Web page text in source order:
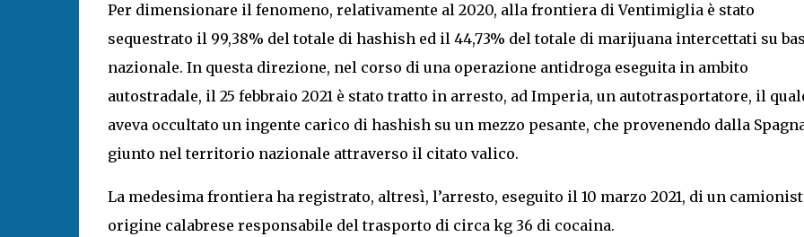
Per dimensionare il fenomeno, relativamente al 2020, alla frontiera di Ventimiglia è stato
sequestrato il 99,38% del totale di hashish ed il 44,73% del totale di marijuana intercettati su
nazionale. In questa direzione, nel corso di una operazione antidroga eseguita in ambito
autostradale, il 25 febbraio 2021 è stato tratto in arresto, ad Imperia, un autotrasportatore, il
aveva occultato un ingente carico di hashish su un mezzo pesante, che provenendo dalla
giunto nel territorio nazionale attraverso il citato valico.
La medesima frontiera ha registrato, altresì, l’arresto, eseguito il 10 marzo 2021, di un
origine calabrese responsabile del trasporto di circa kg 36 di cocaina.